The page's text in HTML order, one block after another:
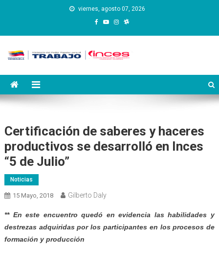
viernes, agosto 07, 2026
Instituto Nacional de
Capacitación y Educación
Certificación de saberes y haceres
productivos se desarrolló en Inces
“5 de Julio”
Noticias
15 Mayo, 2018 Gilberto Daly
** En este encuentro quedó en evidencia las habilidades y
destrezas adquiridas por los participantes en los procesos de
formación y producción